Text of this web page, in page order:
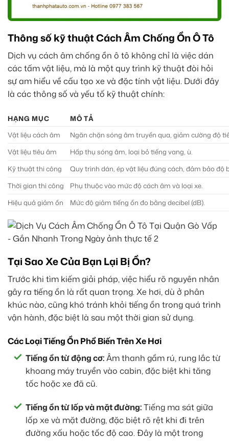
Thông số kỹ thuật Cách Âm Chống Ồn Ô Tô
Dịch vụ cách âm chống ồn ô tô không chỉ là việc dán
các tấm vật liệu, mà là một quy trình kỹ thuật đòi hỏi
sự am hiểu về cấu tạo xe và đặc tính vật liệu. Dưới đây
là các thông số và yếu tố kỹ thuật chính:
HẠNG MỤC
MÔ TẢ
Vật liệu cách âm
Ngăn chặn sóng âm truyền qua, giảm cường độ
Vật liệu tiêu âm
Hấp thụ sóng âm, loại bỏ tiếng vang, ù.
Kỹ thuật thi công
Quy trình dán, ép vật liệu đúng cách, đảm bảo độ
Thời gian thi công
Phụ thuộc vào mức độ cách âm và loại xe.
Hiệu quả giảm ồn
Mức độ giảm tiếng ồn đo bằng decibel (dB).
Tại Sao Xe Của Bạn Lại Bị Ồn?
Trước khi tìm kiếm giải pháp, việc hiểu rõ nguyên nhân
gây ra tiếng ồn là rất quan trọng. Xe hơi, dù ở phân
khúc nào, cũng khó tránh khỏi tiếng ồn trong quá trình
vận hành, đặc biệt là sau một thời gian sử dụng.
Các Loại Tiếng Ồn Phổ Biến Trên Xe Hơi
Tiếng ồn từ động cơ:Âm thanh gầm rú, rung lắc từ
khoang máy truyền vào cabin, đặc biệt khi tăng
tốc hoặc xe đã cũ.
Tiếng ồn từ lốp và mặt đường:Tiếng ma sát giữa
lốp xe và mặt đường, đặc biệt rõ rệt khi đi trên
đường xấu hoặc tốc độ cao. Đây là một trong